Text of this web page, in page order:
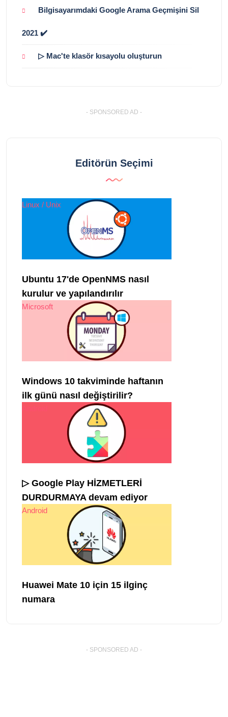
Bilgisayarımdaki Google Arama Geçmişini Sil
2021 ✔️
▷ Mac'te klasör kısayolu oluşturun
- SPONSORED AD -
Editörün Seçimi
Linux / Unix
Ubuntu 17'de OpenNMS nasıl
kurulur ve yapılandırılır
Microsoft
Windows 10 takviminde haftanın
ilk günü nasıl değiştirilir?
▷ Google Play HİZMETLERİ
DURDURMAYA devam ediyor
Android
Huawei Mate 10 için 15 ilginç
numara
- SPONSORED AD -